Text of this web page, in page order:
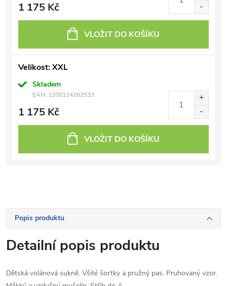
1 175 Kč
VLOŽIT DO KOŠÍKU
Velikost: XXL
Skladem
EAN: 1200114262533
1 175 Kč
VLOŽIT DO KOŠÍKU
Popis produktu
Detailní popis produktu
Dětská volánová sukně. Všité šortky a pružný pas. Pruhovaný vzor.